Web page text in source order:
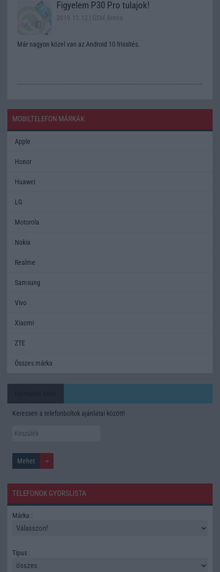
Figyelem P30 Pro tulajok!
2019.11.12 | GSM Arena
Már nagyon közel van az Android 10 frissítés.
MOBILTELEFON MÁRKÁK
Apple
Honor
Huawei
LG
Motorola
Nokia
Realme
Samsung
Vivo
Xiaomi
ZTE
Összes márka
Keressen a telefonboltok ajánlatai között!
TELEFONOK GYORSLISTA
Márka :
Tipus :